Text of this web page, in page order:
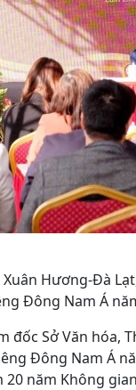
Hương-Đà
Đông Nam Á
đốc Sở Văn hóa,
Đông Nam Á
năm Không